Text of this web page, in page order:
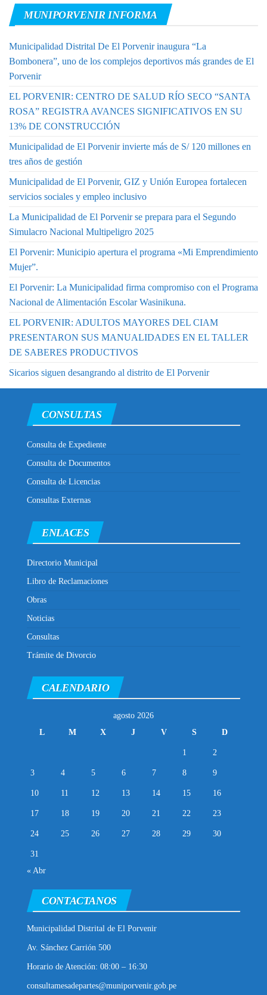
MUNIPORVENIR INFORMA
Municipalidad Distrital De El Porvenir inaugura “La
Bombonera”, uno de los complejos deportivos más grandes de El
Porvenir
EL PORVENIR: CENTRO DE SALUD RÍO SECO “SANTA
ROSA” REGISTRA AVANCES SIGNIFICATIVOS EN SU
13% DE CONSTRUCCIÓN
Municipalidad de El Porvenir invierte más de S/ 120 millones en
tres años de gestión
Municipalidad de El Porvenir, GIZ y Unión Europea fortalecen
servicios sociales y empleo inclusivo
La Municipalidad de El Porvenir se prepara para el Segundo
Simulacro Nacional Multipeligro 2025
El Porvenir: Municipio apertura el programa «Mi Emprendimiento
Mujer”.
El Porvenir: La Municipalidad firma compromiso con el Programa
Nacional de Alimentación Escolar Wasinikuna.
EL PORVENIR: ADULTOS MAYORES DEL CIAM
PRESENTARON SUS MANUALIDADES EN EL TALLER
DE SABERES PRODUCTIVOS
Sicarios siguen desangrando al distrito de El Porvenir
CONSULTAS
Consulta de Expediente
Consulta de Documentos
Consulta de Licencias
Consultas Externas
ENLACES
Directorio Municipal
Libro de Reclamaciones
Obras
Noticias
Consultas
Trámite de Divorcio
CALENDARIO
agosto 2026
L
M X J V S D
1 2
3 4 5 6 7 8 9
10 11 12 13 14 15 16
17 18 19 20 21 22 23
24 25 26 27 28 29 30
31
« Abr
CONTACTANOS
Municipalidad Distrital de El Porvenir
Av. Sánchez Carrión 500
Horario de Atención: 08:00 – 16:30
consultamesadepartes@muniporvenir.gob.pe